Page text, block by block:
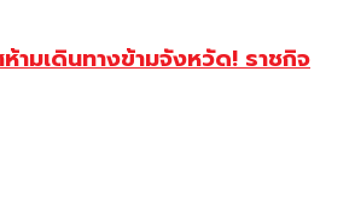
ามเดินทางข้ามจังหวัด! ราชกิจ